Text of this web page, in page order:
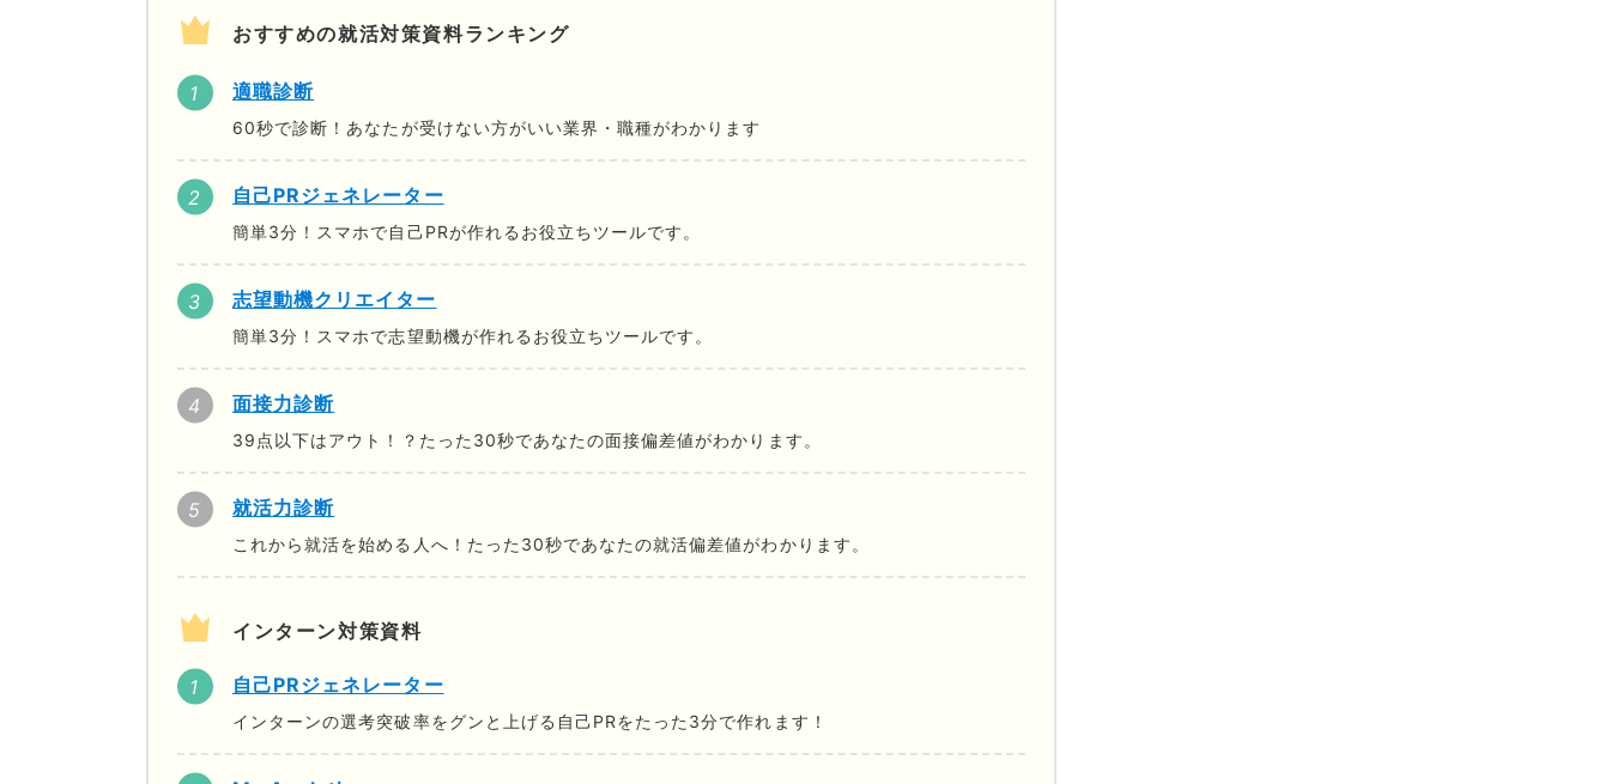
おすすめの就活対策資料ランキング
適職診断
60秒で診断！あなたが受けない方がいい業界・職種がわかります
自己PRジェネレーター
簡単3分！スマホで自己PRが作れるお役立ちツールです。
志望動機クリエイター
簡単3分！スマホで志望動機が作れるお役立ちツールです。
面接力診断
39点以下はアウト！？たった30秒であなたの面接偏差値がわかります。
就活力診断
これから就活を始める人へ！たった30秒であなたの就活偏差値がわかります。
インターン対策資料
自己PRジェネレーター
インターンの選考突破率をグンと上げる自己PRをたった3分で作れます！